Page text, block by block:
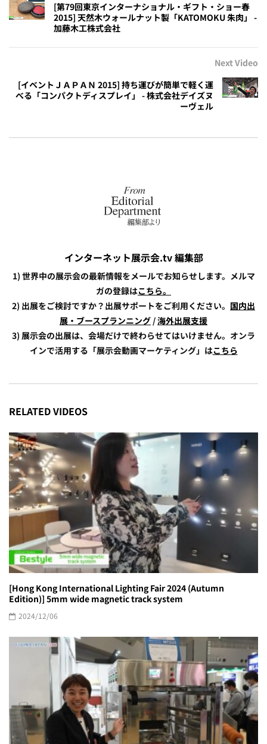
[第79回東京インターナショナル・ギフト・ショー春
2015] 天然木ウォールナット製「KATOMOKU 朱肉」 -
加藤木工株式会社
Next Video
[イベントＪＡＰＡＮ 2015] 持ち運びが簡単で軽く運
べる「コンパクトディスプレイ」 - 株式会社デイズヌ
ーヴェル
インターネット展示会.tv 編集部
1) 世界中の展示会の最新情報をメールでお知らせします。メルマ
ガの登録はこちら。
2) 出展をご検討ですか？出展サポートをご利用ください。 国内出
展・ブースプランニング /海外出展支援
3) 展示会の出展は、会場だけで終わらせてはいけません。オンラ
インで活用する「展示会動画マーケティング」はこちら
RELATED VIDEOS
[Hong Kong International Lighting Fair 2024 (Autumn
Edition)] 5mm wide magnetic track system
2024/12/06